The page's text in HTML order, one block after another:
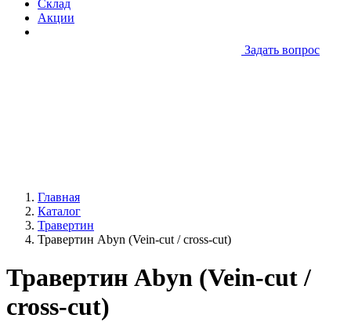
Склад
Акции
Задать вопрос
Главная
Каталог
Травертин
Травертин Abyn (Vein-cut / cross-cut)
Травертин Abyn (Vein-cut /
cross-cut)